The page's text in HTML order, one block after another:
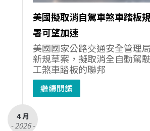
美國擬取消自駕車煞車踏板
署可望加速
美國國家公路交通安全管理
新規草案，擬取消全自動駕
工煞車踏板的聯邦
繼續閱讀
4 月
- 2026 -